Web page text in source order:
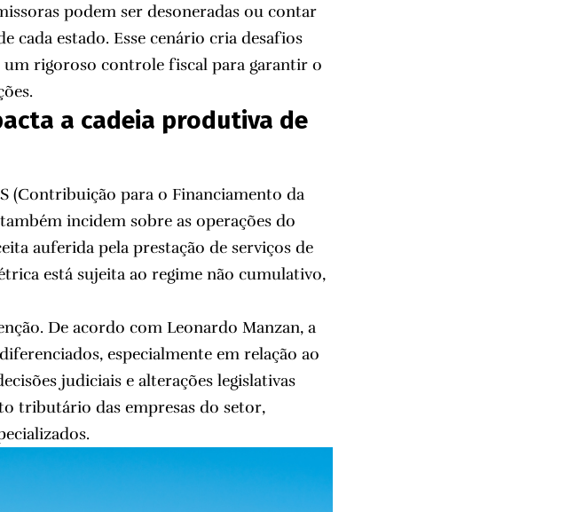
podem ser desoneradas ou contar
cada estado. Esse cenário cria desafios
um rigoroso controle fiscal para garantir o
a cadeia produtiva de
(Contribuição para o Financiamento da
incidem sobre as operações do
auferida pela prestação de serviços de
está sujeita ao regime não cumulativo,
De acordo com Leonardo Manzan, a
especialmente em relação ao
judiciais e alterações legislativas
tributário das empresas do setor,